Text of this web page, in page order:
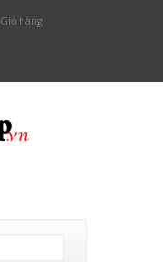
Giỏ hàng